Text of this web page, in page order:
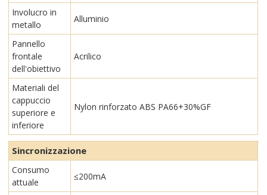
Involucro in
metallo
Alluminio
Pannello
frontale
dell'obiettivo
Acrilico
Materiali del
cappuccio
superiore e
inferiore
Nylon rinforzato ABS PA66+30%GF
Sincronizzazione
Consumo
attuale
≤200mA